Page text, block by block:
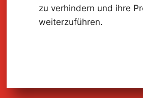
zu verhindern und ihre
weiterzuführen.